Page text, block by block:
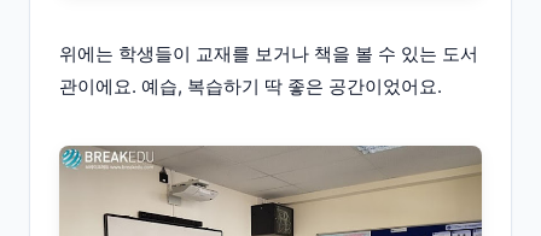
위에는 학생들이 교재를 보거나 책을 볼 수 있는 도서
관이에요. 예습, 복습하기 딱 좋은 공간이었어요.